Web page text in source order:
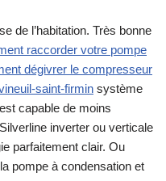
de l’habitation. Très bonne
raccorder votre pompe
dégivrer le compresseur
saint-firmin système
capable de moins
inverter ou verticale
parfaitement clair. Ou
pompe à condensation et